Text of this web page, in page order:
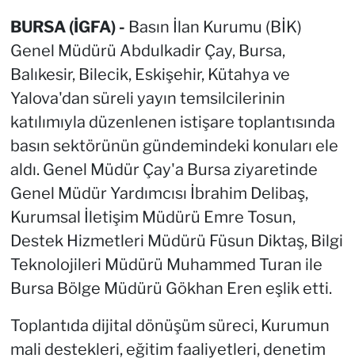
BURSA (İGFA) - Basın İlan Kurumu (BİK)
Genel Müdürü Abdulkadir Çay, Bursa,
Balıkesir, Bilecik, Eskişehir, Kütahya ve
Yalova'dan süreli yayın temsilcilerinin
katılımıyla düzenlenen istişare toplantısında
basın sektörünün gündemindeki konuları ele
aldı. Genel Müdür Çay'a Bursa ziyaretinde
Genel Müdür Yardımcısı İbrahim Delibaş,
Kurumsal İletişim Müdürü Emre Tosun,
Destek Hizmetleri Müdürü Füsun Diktaş, Bilgi
Teknolojileri Müdürü Muhammed Turan ile
Bursa Bölge Müdürü Gökhan Eren eşlik etti.
Toplantıda dijital dönüşüm süreci, Kurumun
mali destekleri, eğitim faaliyetleri, denetim